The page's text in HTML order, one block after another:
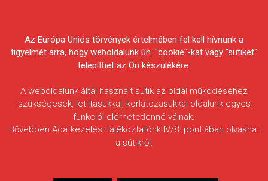
Egyesületek Szövetsége
HÍREK
Csökmöi Horgásztó – tónyitás
Az Európa Uniós törvények értelmében fel kell hívnunk a
figyelmét arra, hogy weboldalunk ún. "cookie"-kat vagy "sütiket"
telepíthet az Ön készülékére.
A weboldalunk által használt sütik az oldal működéséhez
szükségesek, letiltásukkal, korlátozásukkal oldalunk egyes
funkciói elérhetetlenné válnak.
Bővebben Adatkezelési tájékoztatónk IV/8. pontjában olvashat
a sütikről.